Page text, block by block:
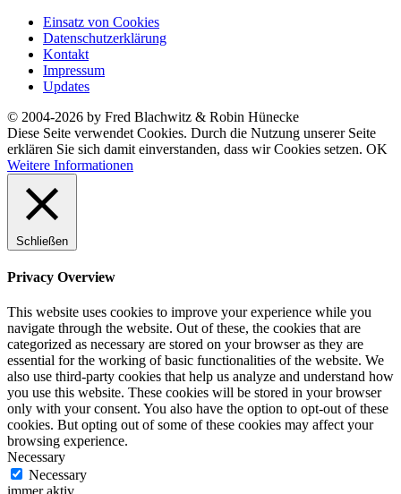
Einsatz von Cookies
Datenschutzerklärung
Kontakt
Impressum
Updates
© 2004-2026 by Fred Blachwitz & Robin Hünecke
Diese Seite verwendet Cookies. Durch die Nutzung unserer Seite
erklären Sie sich damit einverstanden, dass wir Cookies setzen. OK
Weitere Informationen
Schließen
Privacy Overview
This website uses cookies to improve your experience while you
navigate through the website. Out of these, the cookies that are
categorized as necessary are stored on your browser as they are
essential for the working of basic functionalities of the website. We
also use third-party cookies that help us analyze and understand how
you use this website. These cookies will be stored in your browser
only with your consent. You also have the option to opt-out of these
cookies. But opting out of some of these cookies may affect your
browsing experience.
Necessary
Necessary